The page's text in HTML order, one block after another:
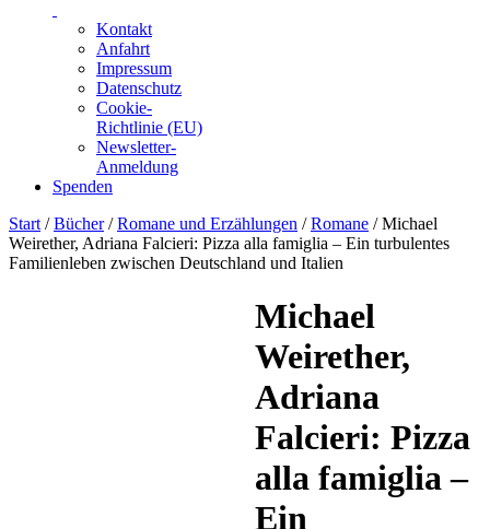
Kontakt
Anfahrt
Impressum
Datenschutz
Cookie-
Richtlinie (EU)
Newsletter-
Anmeldung
Spenden
Skip
to
content
Start /Bücher/Romane und Erzählungen /Romane / Michael
Weirether, Adriana Falcieri: Pizza alla famiglia – Ein turbulentes
Familienleben zwischen Deutschland und Italien
Michael
Weirether,
Adriana
Falcieri: Pizza
alla famiglia –
Ein